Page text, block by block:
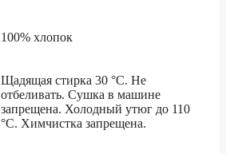
100% хлопок
Щадящая стирка 30 °C. Не
отбеливать. Сушка в машине
запрещена. Холодный утюг до 110
°C. Химчистка запрещена.